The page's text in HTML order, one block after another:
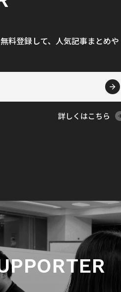
料登録して、人気記事まとめや
詳しくはこちら